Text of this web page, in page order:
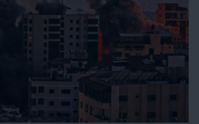
é a extensão, profundidade e
agora comprovado e
incidiu sobre um documento
situação numa gigantesca e
malha de devassa.